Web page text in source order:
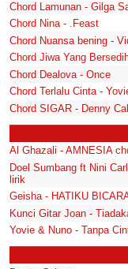
Chord Lamunan - Gilga
Chord Nina - .Feast
Chord Nuansa bening -
Chord Jiwa Yang
Chord Dealova - Once
Chord Terlalu Cinta -
Chord SIGAR - Denny
Al Ghazali - AMNESIA
Doel Sumbang ft Nini
lirik
Geisha - HATIKU
Kunci Gitar Joan -
Yovie & Nuno - Tanpa